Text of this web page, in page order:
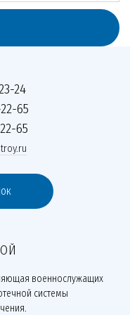
24
65
65
военнослужащих
системы